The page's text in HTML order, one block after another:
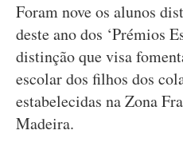
Foram nove os alunos
deste ano dos ‘Prémios
distinção que visa
escolar dos filhos dos
estabelecidas na Zona
Madeira.